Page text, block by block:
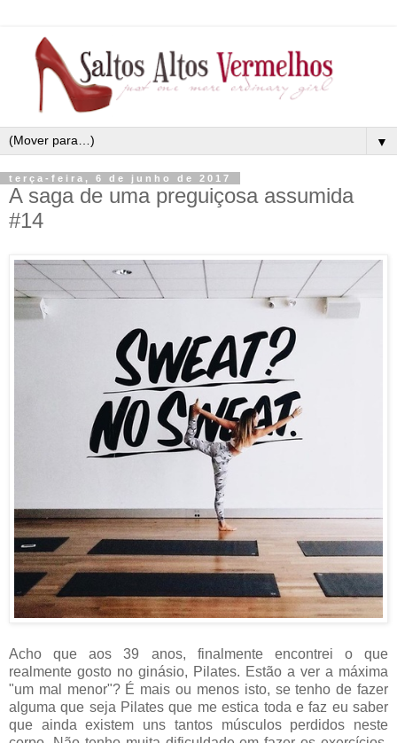
▼
terça-feira, 6 de junho de 2017
A saga de uma preguiçosa assumida
#14
Acho que aos 39 anos, finalmente encontrei o que
realmente gosto no ginásio, Pilates. Estão a ver a máxima
"um mal menor"? É mais ou menos isto, se tenho de fazer
alguma que seja Pilates que me estica toda e faz eu saber
que ainda existem uns tantos músculos perdidos neste